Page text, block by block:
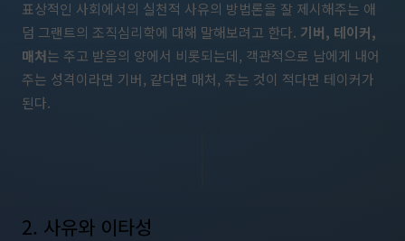
표상적인 사회에서의 실천적 사유의 방법론을 잘 제시해주는 애
덤 그랜트의 조직심리학에 대해 말해보려고 한다. 기버, 테이커,
매처는 주고 받음의 양에서 비롯되는데, 객관적으로 남에게 내어
주는 성격이라면 기버, 같다면 매처, 주는 것이 적다면 테이커가
된다.
2. 사유와 이타성